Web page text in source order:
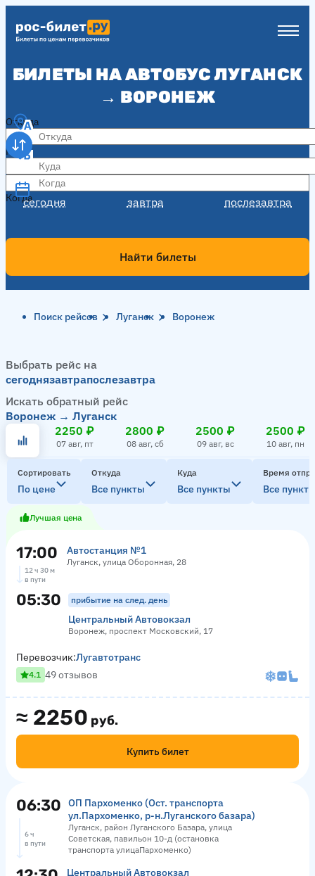
БИЛЕТЫ НА АВТОБУС ЛУГАНСК
→ ВОРОНЕЖ
Откуда
Куда
Когда
сегодня завтра послезавтра
Когда
Найти билеты
Поиск рейсов Луганск Воронеж
Выбрать рейс на
сегоднязавтрапослезавтра
Искать обратный рейс
Воронеж → Луганск
2250 ₽
07 авг, пт
2800 ₽
08 авг, сб
2500 ₽
09 авг, вс
2500 ₽
10 авг, пн
Сортировать
По цене
Откуда
Все пункты
Куда
Все пункты
Время
Все
Лучшая цена
17:00 Автостанция №1
Луганск, улица Оборонная, 28
12 ч 30 м
в пути
05:30 прибытие на след. день
Центральный Автовокзал
Воронеж, проспект Московский, 17
≈ 2250 руб.
Купить билет
Перевозчик:Лугавтотранс
4.1 49 отзывов
06:30
ОП Пархоменко (Ост. транспорта
ул.Пархоменко, р-н.Луганского базара)
Луганск, район Луганского Базара, улица
Советская, павильон 10-д (остановка
транспорта улицаПархоменко)
6 ч
в пути
Центральный Автовокзал